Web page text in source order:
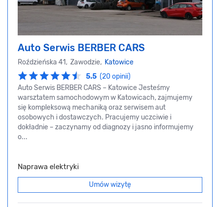
Auto Serwis BERBER CARS
Roździeńska 41, Zawodzie, Katowice
5.5 (20 opinii)
Auto Serwis BERBER CARS – Katowice Jesteśmy
warsztatem samochodowym w Katowicach, zajmujemy
się kompleksową mechaniką oraz serwisem aut
osobowych i dostawczych. Pracujemy uczciwie i
dokładnie – zaczynamy od diagnozy i jasno informujemy
o...
Naprawa elektryki
Umów wizytę